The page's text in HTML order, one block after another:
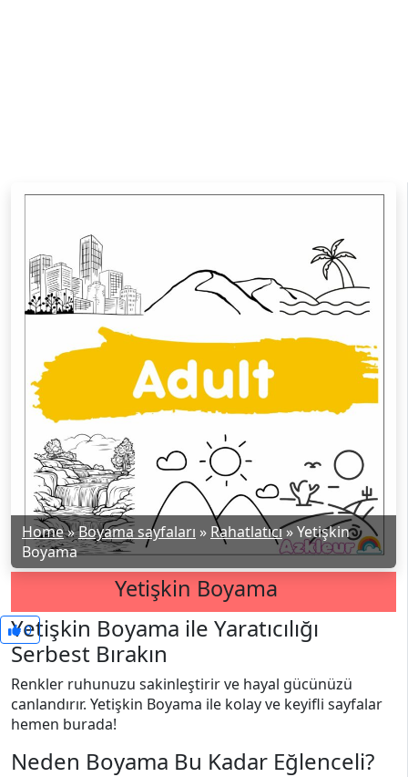
Home»Boyama sayfaları » Rahatlatıcı»Yetişkin
Boyama
Yetişkin Boyama
0
Yetişkin Boyama ile Yaratıcılığı
Serbest Bırakın
Renkler ruhunuzu sakinleştirir ve hayal gücünüzü
canlandırır. Yetişkin Boyama ile kolay ve keyifli sayfalar
hemen burada!
Neden Boyama Bu Kadar Eğlenceli?